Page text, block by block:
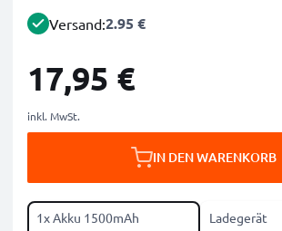
Versand:2.95 €
17,95 €
inkl. MwSt.
IN DEN WARENKORB
1x Akku 1500mAh Ladegerät